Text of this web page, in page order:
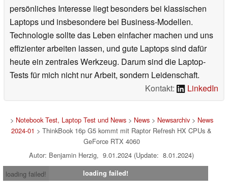
persönliches Interesse liegt besonders bei klassischen
Laptops und insbesondere bei Business-Modellen.
Technologie sollte das Leben einfacher machen und uns
effizienter arbeiten lassen, und gute Laptops sind dafür
heute ein zentrales Werkzeug. Darum sind die Laptop-
Tests für mich nicht nur Arbeit, sondern Leidenschaft.
Kontakt:
LinkedIn
> Notebook Test, Laptop Test und News> News> Newsarchiv> News
2024-01 > ThinkBook 16p G5 kommt mit Raptor Refresh HX CPUs &
GeForce RTX 4060
Autor: Benjamin Herzig, 9.01.2024 (Update: 8.01.2024)
loading failed!
loading failed!